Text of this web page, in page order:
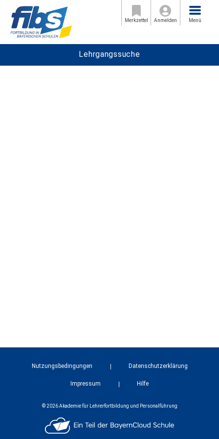
Merkzettel Anmelden
Menü
Menü
Lehrgangssuche
Nutzungsbedingungen Datenschutzerklärung
Impressum Hilfe
© 2026 Akademie für Lehrerfortbildung und Personalführung